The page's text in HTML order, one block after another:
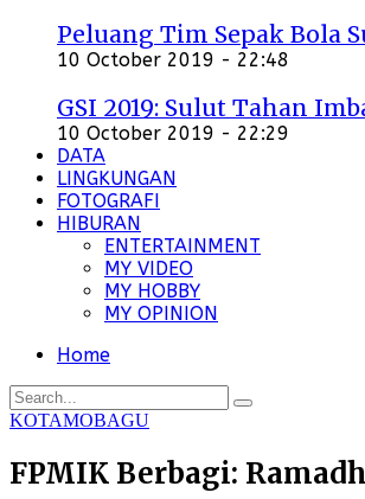
Peluang Tim Sepak Bola
10 October 2019 - 22:48
GSI 2019: Sulut Tahan
10 October 2019 - 22:29
DATA
LINGKUNGAN
FOTOGRAFI
HIBURAN
ENTERTAINMENT
MY VIDEO
MY HOBBY
MY OPINION
Home
KOTAMOBAGU
FPMIK Berbagi: